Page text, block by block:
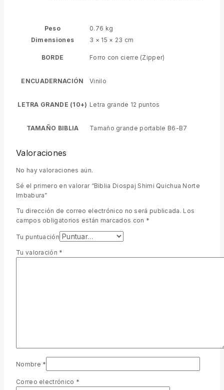
Peso
0.76 kg
Dimensiones
3 × 15 × 23 cm
BORDE Forro con cierre (Zipper)
ENCUADERNACIÓN Vinilo
LETRA GRANDE (10+) Letra grande 12 puntos
TAMAÑO BIBLIA Tamaño grande portable B6-B7
Valoraciones
No hay valoraciones aún.
Sé el primero en valorar “Biblia Diospaj Shimi Quichua Norte
Imbabura”
Tu dirección de correo electrónico no será publicada. Los
campos obligatorios están marcados con *
Tu puntuación
Tu valoración *
Nombre *
Correo electrónico *